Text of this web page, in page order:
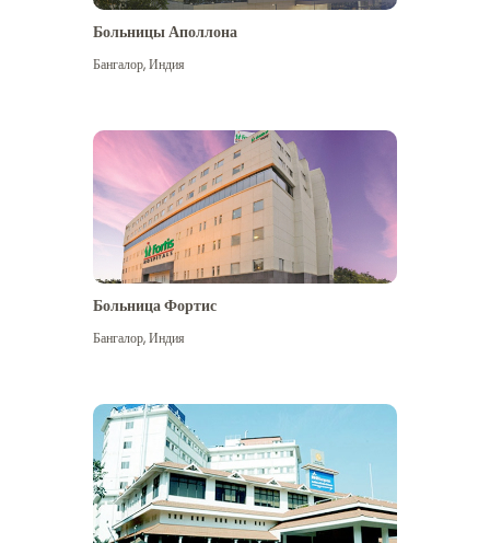
Посмотреть больше
Больницы Аполлона
Бангалор,Индия
Больница Фортис
Бангалор,Индия